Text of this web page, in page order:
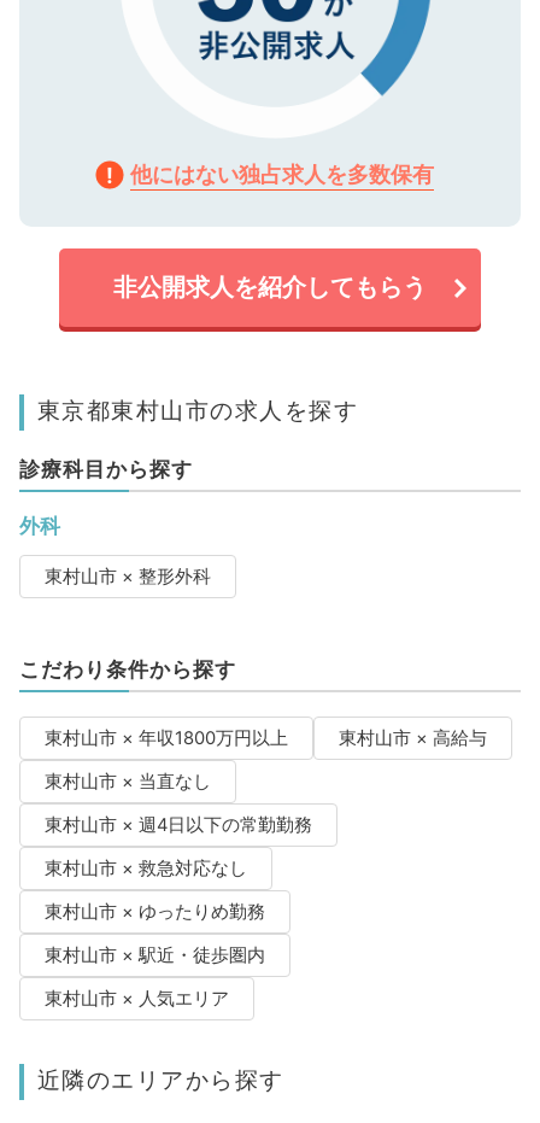
他にはない独占求人を多数保有
非公開求人を紹介してもらう
東京都東村山市の求人を探す
診療科目から探す
外科
東村山市 × 整形外科
こだわり条件から探す
東村山市 × 年収1800万円以上
東村山市 × 高給与
東村山市 × 当直なし
東村山市 × 週4日以下の常勤勤務
東村山市 × 救急対応なし
東村山市 × ゆったりめ勤務
東村山市 × 駅近・徒歩圏内
東村山市 × 人気エリア
近隣のエリアから探す